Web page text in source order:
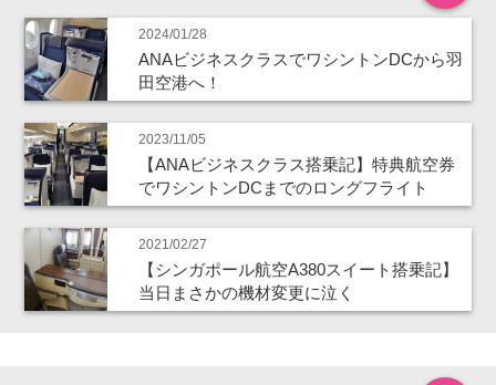
2024/01/28
ANAビジネスクラスでワシントンDCから羽
田空港へ！
2023/11/05
【ANAビジネスクラス搭乗記】特典航空券
でワシントンDCまでのロングフライト
2021/02/27
【シンガポール航空A380スイート搭乗記】
当日まさかの機材変更に泣く